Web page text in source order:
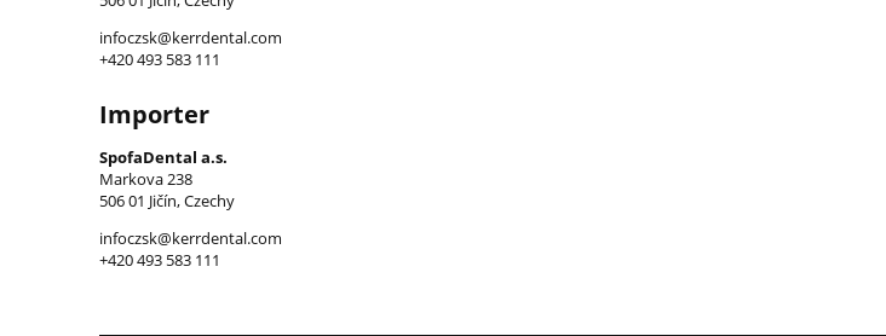
infoczsk@kerrdental.com
+420 493 583 111
Importer
SpofaDental a.s.
Markova 238
506 01 Jičín, Czechy
infoczsk@kerrdental.com
+420 493 583 111